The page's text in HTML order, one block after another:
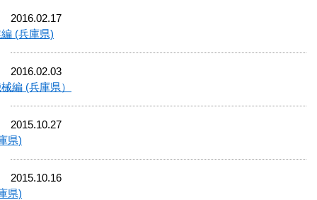
2016.02.17
(兵庫県)
2016.02.03
編 (兵庫県）
2015.10.27
県)
2015.10.16
県)